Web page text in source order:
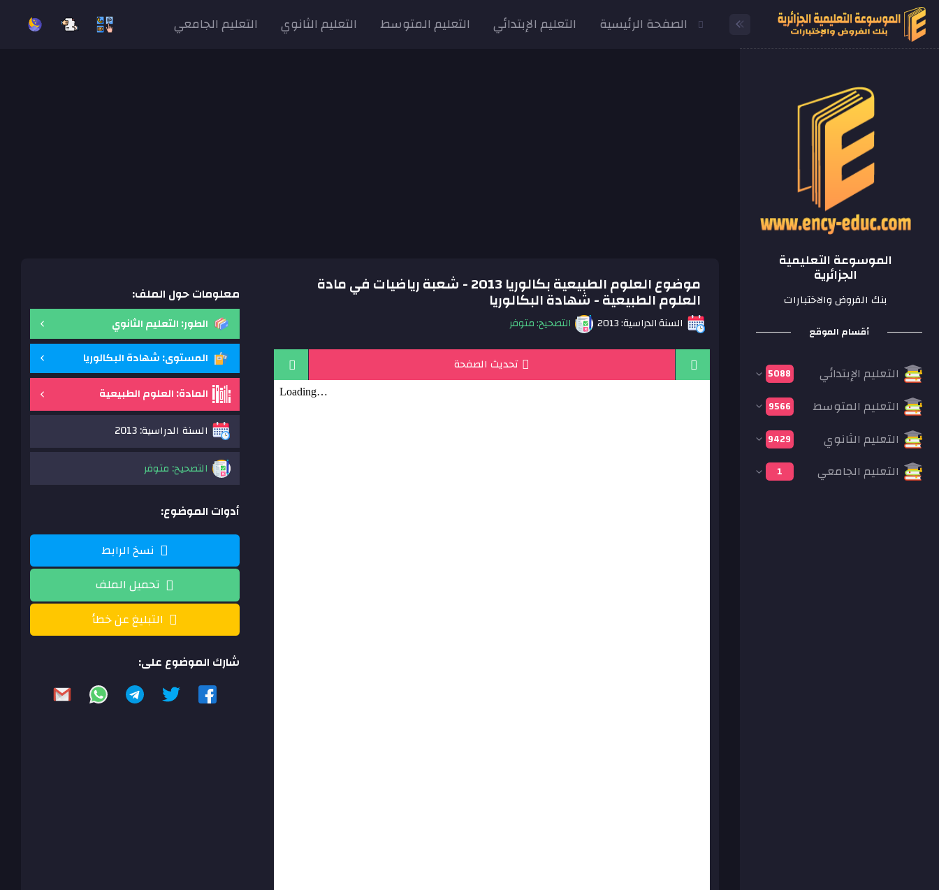
الصفحة الرئيسية التعليم الإبتدائي التعليم المتوسط التعليم الثانوي التعليم الجامعي
الموسوعة التعليمية
الجزائرية
بنك الفروض والاختبارات
أقسام الموقع
التعليم الإبتدائي 5088
التعليم المتوسط 9566
التعليم الثانوي 9429
التعليم الجامعي 1
موضوع العلوم الطبيعية بكالوريا 2013 - شعبة رياضيات في مادة
العلوم الطبيعية - شهادة البكالوريا
السنة الدراسية: 2013 التصحيح: متوفر
تحديث الصفحة
معلومات حول الملف:
الطور: التعليم الثانوي
المستوى: شهادة البكالوريا
المادة: العلوم الطبيعية
السنة الدراسية: 2013
التصحيح: متوفر
أدوات الموضوع:
نسخ الرابط
تحميل الملف
التبليغ عن خطأ
شارك الموضوع على: